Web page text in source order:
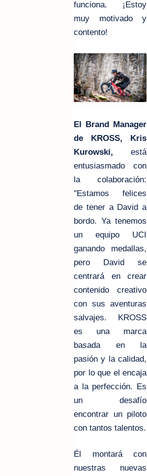
funciona. ¡Estoy
muy motivado y
contento!
El Brand Manager
de KROSS, Kris
Kurowski, está
entusiasmado con
la colaboración:
"Estamos felices
de tener a David a
bordo. Ya tenemos
un equipo UCI
ganando medallas,
pero David se
centrará en crear
contenido creativo
con sus aventuras
salvajes. KROSS
es una marca
basada en la
pasión y la calidad,
por lo que el encaja
a la perfección. Es
un desafío
encontrar un piloto
con tantos talentos.
Él montará con
nuestras nuevas